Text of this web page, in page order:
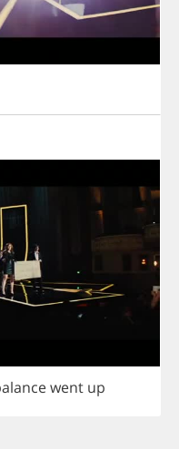
went up